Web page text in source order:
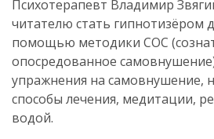
Психотерапевт Владимир
читателю стать гипнотизёром
помощью методики СОС
опосредованное
упражнения на самовнушение,
способы лечения, медитации,
водой.